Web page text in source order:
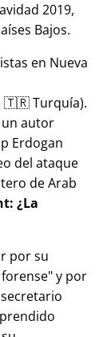
2019,
Bajos.
en Nueva
🇹🇷 Turquía).
un autor
Erdogan
del ataque
de Arab
¿La
por su
y por